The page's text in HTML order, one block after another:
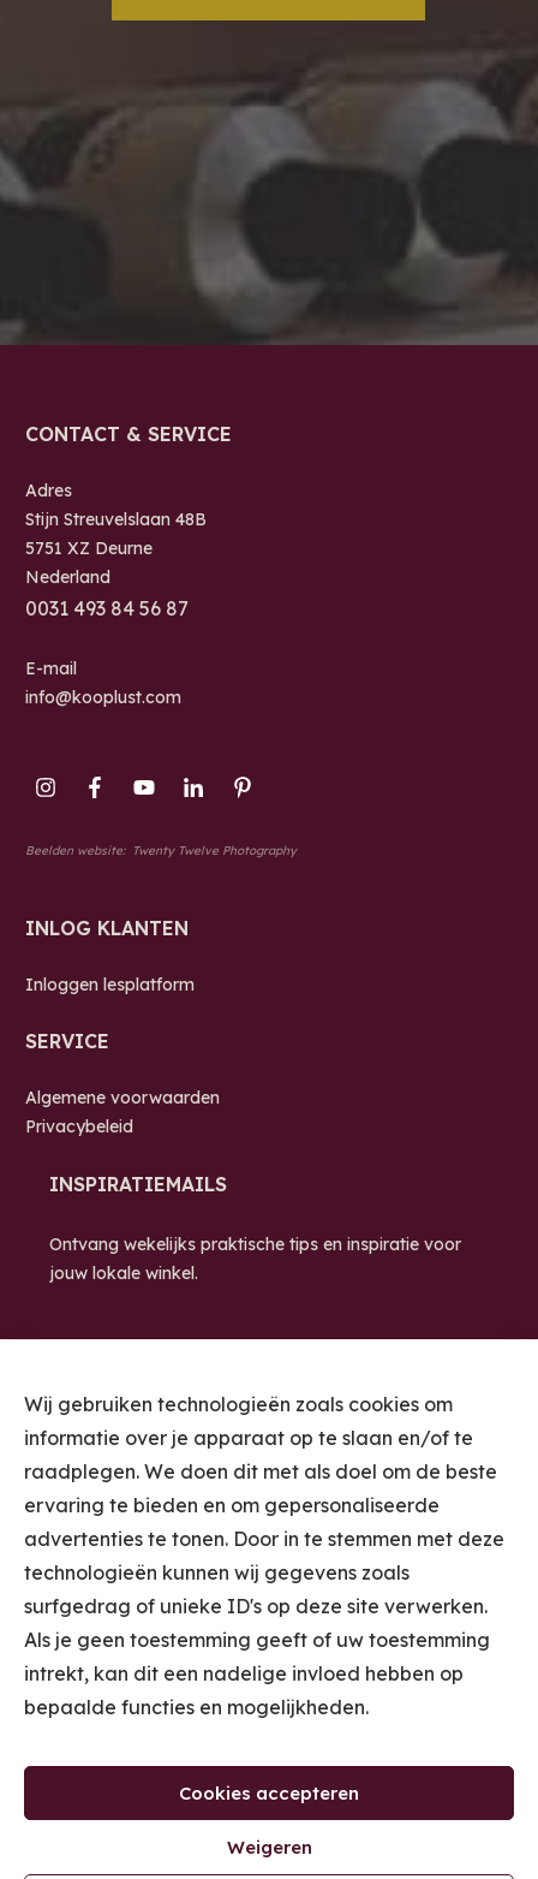
Wij gebruiken technologieën zoals cookies om
informatie over je apparaat op te slaan en/of te
raadplegen. We doen dit met als doel om de beste
ervaring te bieden en om gepersonaliseerde
advertenties te tonen. Door in te stemmen met deze
technologieën kunnen wij gegevens zoals
surfgedrag of unieke ID's op deze site verwerken.
Als je geen toestemming geeft of uw toestemming
intrekt, kan dit een nadelige invloed hebben op
bepaalde functies en mogelijkheden.
Cookies accepteren
Weigeren
CONTACT & SERVICE
Adres
Stijn Streuvelslaan 48B
5751 XZ Deurne
Nederland
0031 493 84 56 87
E-mail
info@kooplust.com
Beelden website: Twenty Twelve Photography
INLOG KLANTEN
Inloggen lesplatform
SERVICE
Algemene voorwaarden
Privacybeleid
INSPIRATIEMAILS
Ontvang wekelijks praktische tips en inspiratie voor
jouw lokale winkel.
STUUR ME DE
INSPIRATIEMAILS
of 2 e-mails met tips voor jouw winkel van Kooplust. (Je kan je met 1
schrijven ga je akkoord met ons Privacybeleid.
GRATIS TICKET
MASTERCLASS
'ONTDEK WAAR JE WINKEL GELD LAAT
LIGGEN'.